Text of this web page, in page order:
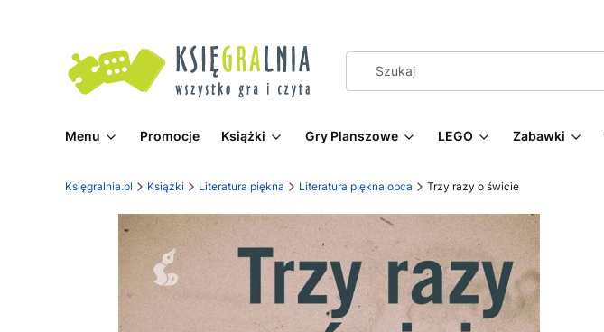
Menu Promocje Książki Gry Planszowe LEGO Zabawki
Księgralnia.pl Książki Literatura piękna Literatura piękna obca Trzy razy o świcie